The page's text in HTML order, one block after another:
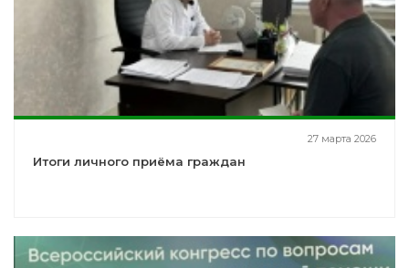
27 марта 2026
Итоги личного приёма граждан